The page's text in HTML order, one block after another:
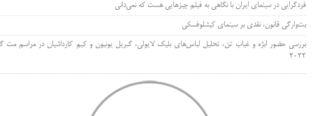
فردگرایی در سینمای ایران با نگاهی به فیلم چیزهایی هست که نمی‌دانی
بت‌وارگی قانون، نقدی بر سینمای کیشلوفسکی
بررسی حضور ابژه و غیاب تن، تحلیل لباس‌های بلیک لایولی، گبریل یونیون و کیم کارداشیان در مراسم مت
۲۰۲۲